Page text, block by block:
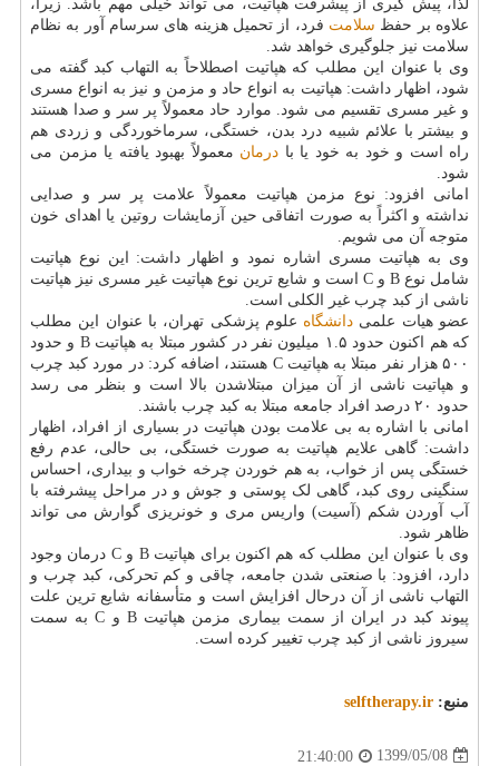
لذا، پیش گیری از پیشرفت هپاتیت، می تواند خیلی مهم باشد. زیرا،
علاوه بر حفظ سلامت فرد، از تحمیل هزینه های سرسام آور به نظام
سلامت نیز جلوگیری خواهد شد.
وی با عنوان این مطلب که هپاتیت اصطلاحاً به التهاب کبد گفته می
شود، اظهار داشت: هپاتیت به انواع حاد و مزمن و نیز به انواع مسری
و غیر مسری تقسیم می شود. موارد حاد معمولاً پر سر و صدا هستند
و بیشتر با علائم شبیه درد بدن، خستگی، سرماخوردگی و زردی هم
راه است و خود به خود یا با درمان معمولاً بهبود یافته یا مزمن می
شود.
امانی افزود: نوع مزمن هپاتیت معمولاً علامت پر سر و صدایی
نداشته و اکثراً به صورت اتفاقی حین آزمایشات روتین یا اهدای خون
متوجه آن می شویم.
وی به هپاتیت مسری اشاره نمود و اظهار داشت: این نوع هپاتیت
شامل نوع B و C است و شایع ترین نوع هپاتیت غیر مسری نیز هپاتیت
ناشی از کبد چرب غیر الکلی است.
عضو هیات علمی دانشگاه علوم پزشکی تهران، با عنوان این مطلب
که هم اکنون حدود ۱.۵ میلیون نفر در کشور مبتلا به هپاتیت B و حدود
۵۰۰ هزار نفر مبتلا به هپاتیت C هستند، اضافه کرد: در مورد کبد چرب
و هپاتیت ناشی از آن میزان مبتلاشدن بالا است و بنظر می رسد
حدود ۲۰ درصد افراد جامعه مبتلا به کبد چرب باشند.
امانی با اشاره به بی علامت بودن هپاتیت در بسیاری از افراد، اظهار
داشت: گاهی علایم هپاتیت به صورت خستگی، بی حالی، عدم رفع
خستگی پس از خواب، به هم خوردن چرخه خواب و بیداری، احساس
سنگینی روی کبد، گاهی لک پوستی و جوش و در مراحل پیشرفته با
آب آوردن شکم (آسیت) واریس مری و خونریزی گوارش می تواند
ظاهر شود.
وی با عنوان این مطلب که هم اکنون برای هپاتیت B و C درمان وجود
دارد، افزود: با صنعتی شدن جامعه، چاقی و کم تحرکی، کبد چرب و
التهاب ناشی از آن درحال افزایش است و متأسفانه شایع ترین علت
پیوند کبد در ایران از سمت بیماری مزمن هپاتیت B و C به سمت
سیروز ناشی از کبد چرب تغییر کرده است.
منبع: selftherapy.ir
1399/05/08
21:40:00